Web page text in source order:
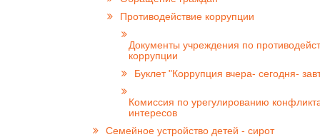
Противодействие коррупции
Документы учреждения по
коррупции
Буклет "Коррупция вчера- сегодня-
Комиссия по урегулированию
интересов
Семейное устройство детей - сирот